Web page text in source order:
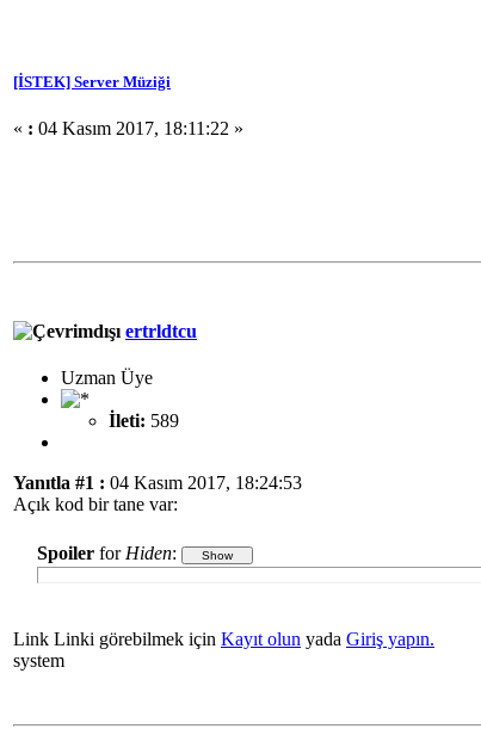
[İSTEK] Server Müziği
« : 04 Kasım 2017, 18:11:22 »
ertrldtcu
Uzman Üye
İleti: 589
Yanıtla #1 : 04 Kasım 2017, 18:24:53
Açık kod bir tane var:
Spoiler for Hiden:
Link Linki görebilmek için Kayıt olun yada Giriş yapın.
system